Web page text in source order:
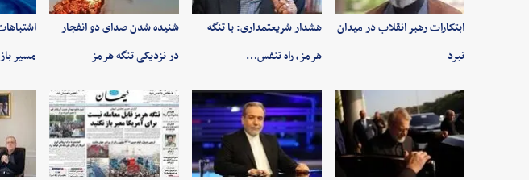
ابتکارات رهبر انقلاب در میدان
نبرد
هشدار شریعتمداری: با تنگه
هرمز، راه تنفس…
شنیده شدن صدای دو انفجار
در نزدیکی تنگه هرمز
مسیر